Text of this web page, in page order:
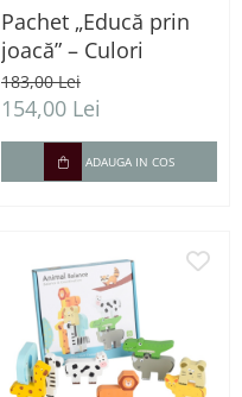
Pachet „Educă prin
joacă” – Culori
183,00 Lei
154,00 Lei
ADAUGA IN COS